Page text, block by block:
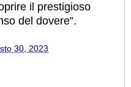
il prestigioso
del dovere”.
30, 2023